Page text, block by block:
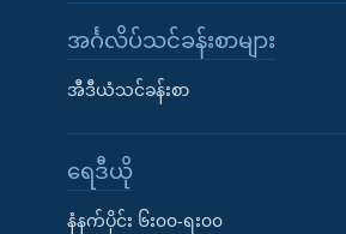
အင်္ဂလိပ်သင်ခန်းစာများ
အီဒီယံသင်ခန်းစာ
ရေဒီယို
နံနက်ပိုင်း ၆း၀၀-ရး၀၀